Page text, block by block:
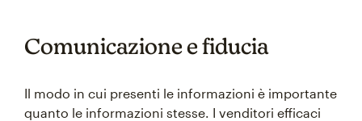
Comunicazione e fiducia
Il modo in cui presenti le informazioni è importante
quanto le informazioni stesse. I venditori efficaci